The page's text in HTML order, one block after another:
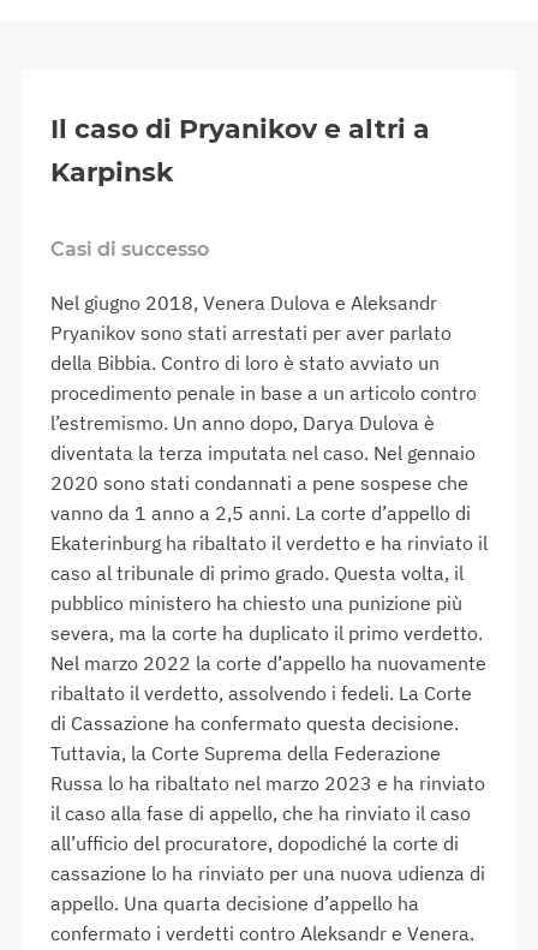
Il caso di Pryanikov e altri a
Karpinsk
Casi di successo
Nel giugno 2018, Venera Dulova e Aleksandr
Pryanikov sono stati arrestati per aver parlato
della Bibbia. Contro di loro è stato avviato un
procedimento penale in base a un articolo contro
l’estremismo. Un anno dopo, Darya Dulova è
diventata la terza imputata nel caso. Nel gennaio
2020 sono stati condannati a pene sospese che
vanno da 1 anno a 2,5 anni. La corte d’appello di
Ekaterinburg ha ribaltato il verdetto e ha rinviato il
caso al tribunale di primo grado. Questa volta, il
pubblico ministero ha chiesto una punizione più
severa, ma la corte ha duplicato il primo verdetto.
Nel marzo 2022 la corte d’appello ha nuovamente
ribaltato il verdetto, assolvendo i fedeli. La Corte
di Cassazione ha confermato questa decisione.
Tuttavia, la Corte Suprema della Federazione
Russa lo ha ribaltato nel marzo 2023 e ha rinviato
il caso alla fase di appello, che ha rinviato il caso
all’ufficio del procuratore, dopodiché la corte di
cassazione lo ha rinviato per una nuova udienza di
appello. Una quarta decisione d’appello ha
confermato i verdetti contro Aleksandr e Venera.